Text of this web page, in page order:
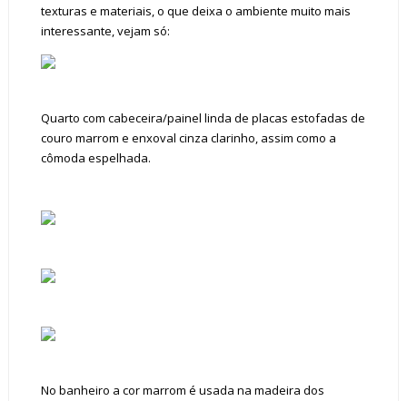
texturas e materiais, o que deixa o ambiente muito mais
interessante, vejam só:
Quarto com cabeceira/painel linda de placas estofadas de
couro marrom e enxoval cinza clarinho, assim como a
cômoda espelhada.
No banheiro a cor marrom é usada na madeira dos